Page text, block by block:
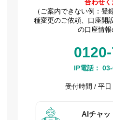
合わせく
（ご案内できない例：登
種変更のご依頼、口座開
の口座情報
IP電話：
受付時間 / 平
AIチャッ